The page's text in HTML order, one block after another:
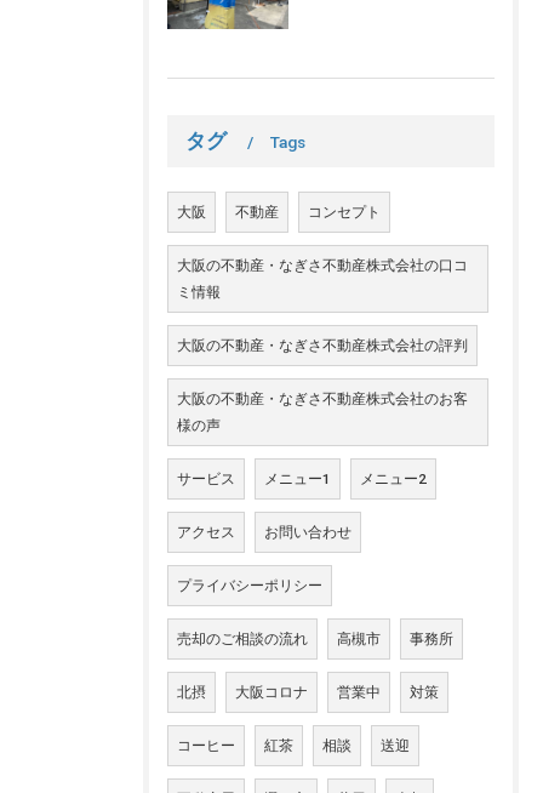
タグ Tags
大阪 不動産 コンセプト
大阪の不動産・なぎさ不動産株式会社の口コ
ミ情報
大阪の不動産・なぎさ不動産株式会社の評判
大阪の不動産・なぎさ不動産株式会社のお客
様の声
サービス メニュー1 メニュー2
アクセス お問い合わせ
プライバシーポリシー
売却のご相談の流れ 高槻市 事務所
北摂 大阪コロナ 営業中 対策
コーヒー 紅茶 相談 送迎